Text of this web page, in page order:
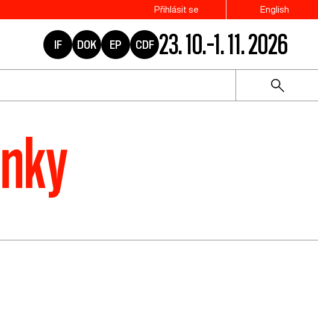
Přihlásit se English
IF DOK EP CDF 23. 10.–1. 11. 2026